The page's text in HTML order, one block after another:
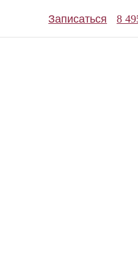
8
Записаться